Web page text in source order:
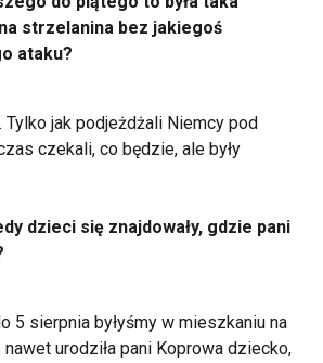
strzelanina bez jakiegoś
ataku?
Tylko jak podjeżdżali Niemcy pod
czekali, co będzie, ale były
dzieci się znajdowały, gdzie pani
5 sierpnia byłyśmy w mieszkaniu na
urodziła pani Koprowa dziecko,